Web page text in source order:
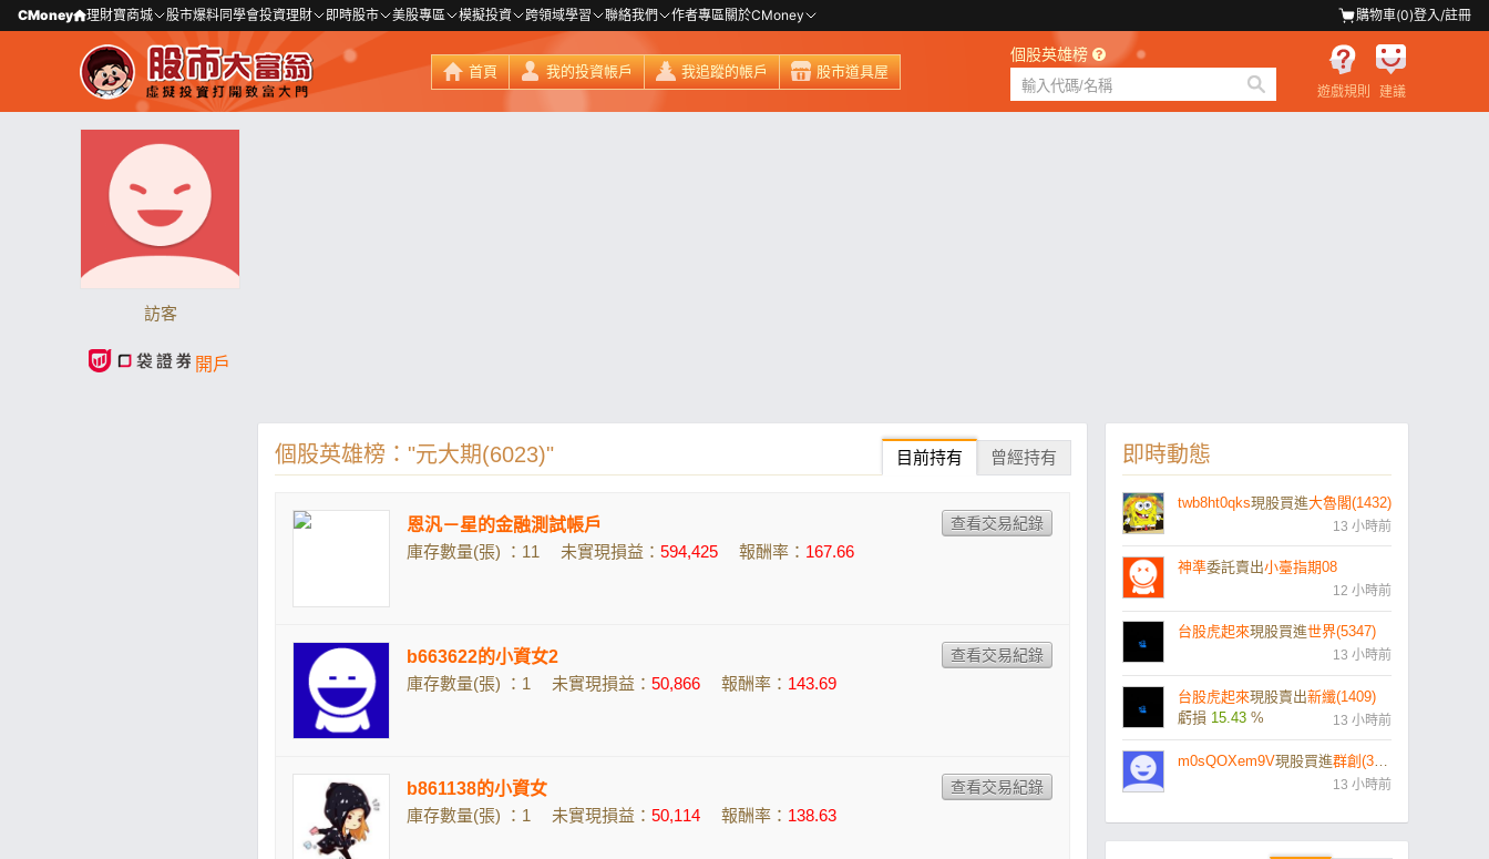
CMoney 理財寶商城 股市爆料同學會投資理財 即時股市 美股專區 模擬投資 跨領域學習 聯絡我們 作者專區關於CMoney 購物車(0)登入/註冊
首頁 我的投資帳戶 我追蹤的帳戶 股市道具屋
個股英雄榜
遊戲規則 建議
訪客
開戶
個股英雄榜："元大期(6023)" 目前持有 曾經持有
恩汎－星的金融測試帳戶
庫存數量(張) ：11
未實現損益： 594,425 報酬率： 167.66
b663622的小資女2
庫存數量(張) ：1
未實現損益： 50,866 報酬率： 143.69
b861138的小資女
庫存數量(張) ：1
未實現損益： 50,114 報酬率： 138.63
即時動態
大魯閣(1432)
小臺指期08
世界(5347)
台股虎起來 現股賣出
新纖(1409)
虧損15.43%
群創(3481)